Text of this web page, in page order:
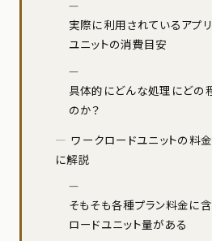
実際に利用されているアプ
ユニットの消費目安
具体的にどんな処理にどの
のか？
ワークロードユニットの料
に解説
そもそも各種プラン料金に
ロードユニット量がある